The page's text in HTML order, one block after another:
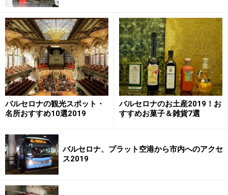
スペインツアーを選ぶ際のポイント
ツアーで必ず訪れる、バルセロナのカサ・バトリョ
当たり前ですが、まずは何日間旅行できるかで参加可能
なツアーを最初に選別します。時差の関係で、ヨーロッ
パ乗り継ぎ便なら日本を朝発つ飛行機は、その日中に到
着しますが、帰国の場合は次の日到着となります。その
辺りも忘れずに計算に入れましょう。
バルセロナの観光スポット・
名所おすすめ10選2019
バルセロナのお土産2019！お
すすめお菓子＆雑貨7選
バルセロナ、プラット空港から市内へのアクセ
ス2019